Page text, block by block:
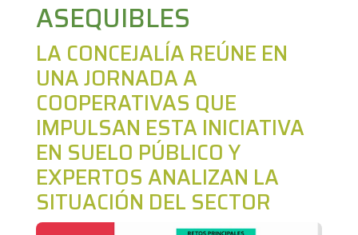
ASEQUIBLES
LA CONCEJALÍA REÚNE EN
UNA JORNADA A
COOPERATIVAS QUE
IMPULSAN ESTA INICIATIVA
EN SUELO PÚBLICO Y
EXPERTOS ANALIZAN LA
SITUACIÓN DEL SECTOR